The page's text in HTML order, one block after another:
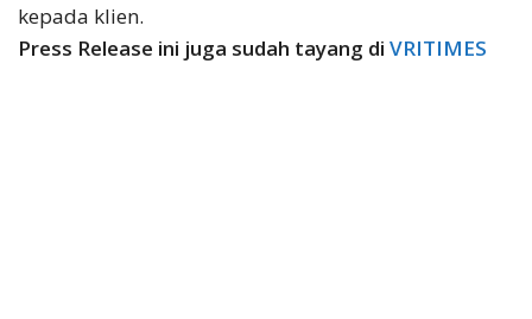
kepada klien.
Press Release ini juga sudah tayang di VRITIMES